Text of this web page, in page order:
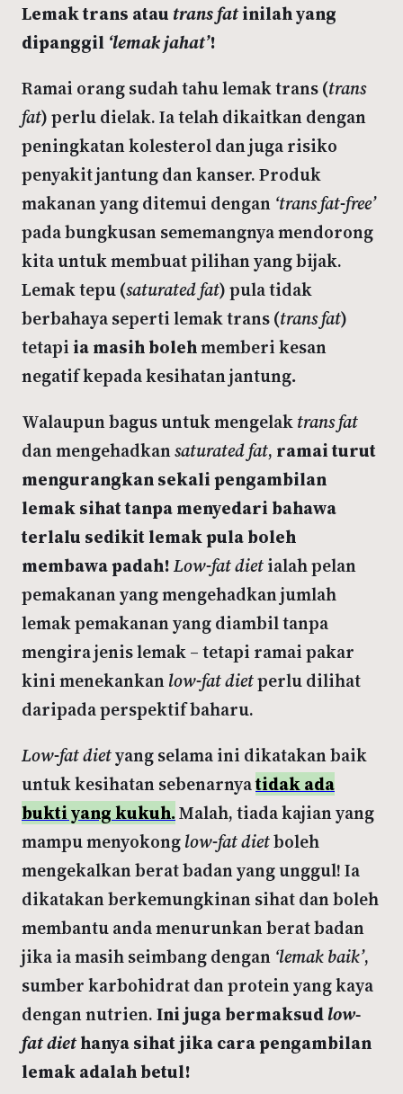
Lemak trans atau trans fatinilah yang
dipanggil ‘lemak jahat’!
Ramai orang sudah tahu lemak trans (trans
fat) perlu dielak. Ia telah dikaitkan dengan
peningkatan kolesterol dan juga risiko
penyakit jantung dan kanser. Produk
makanan yang ditemui dengan ‘trans fat-free’
pada bungkusan sememangnya mendorong
kita untuk membuat pilihan yang bijak.
Lemak tepu (saturated fat) pula tidak
berbahaya seperti lemak trans (trans fat)
tetapiia masih bolehmemberi kesan
negatif kepada kesihatan jantung.
Walaupun bagus untuk mengelaktrans fat
dan mengehadkansaturated fat, ramai turut
mengurangkan sekali pengambilan
lemak sihat tanpa menyedari bahawa
terlalu sedikit lemak pula boleh
membawa padah!Low-fat dietialah pelan
pemakanan yang mengehadkan jumlah
lemak pemakanan yang diambil tanpa
mengira jenis lemak – tetapi ramai pakar
kini menekankanlow-fat dietperlu dilihat
daripada perspektif baharu.
Low-fat dietyang selama ini dikatakan baik
untuk kesihatan sebenarnyatidak ada
bukti yang kukuh.Malah, tiada kajian yang
mampu menyokonglow-fat dietboleh
mengekalkan berat badan yang unggul! Ia
dikatakan berkemungkinan sihat dan boleh
membantu anda menurunkan berat badan
jika ia masih seimbang dengan ‘lemak baik’,
sumber karbohidrat dan protein yang kaya
dengan nutrien.Ini juga bermaksudlow-
fat diethanya sihat jika cara pengambilan
lemak adalah betul!